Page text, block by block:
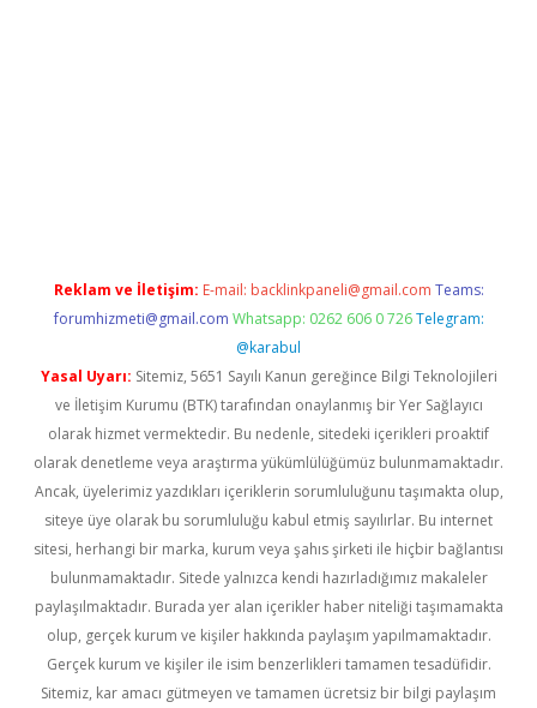
Reklam ve İletişim: E-mail: backlinkpaneli@gmail.com Teams:
forumhizmeti@gmail.com Whatsapp: 0262 606 0 726 Telegram:
@karabul
Yasal Uyarı: Sitemiz, 5651 Sayılı Kanun gereğince Bilgi Teknolojileri
ve İletişim Kurumu (BTK) tarafından onaylanmış bir Yer Sağlayıcı
olarak hizmet vermektedir. Bu nedenle, sitedeki içerikleri proaktif
olarak denetleme veya araştırma yükümlülüğümüz bulunmamaktadır.
Ancak, üyelerimiz yazdıkları içeriklerin sorumluluğunu taşımakta olup,
siteye üye olarak bu sorumluluğu kabul etmiş sayılırlar. Bu internet
sitesi, herhangi bir marka, kurum veya şahıs şirketi ile hiçbir bağlantısı
bulunmamaktadır. Sitede yalnızca kendi hazırladığımız makaleler
paylaşılmaktadır. Burada yer alan içerikler haber niteliği taşımamakta
olup, gerçek kurum ve kişiler hakkında paylaşım yapılmamaktadır.
Gerçek kurum ve kişiler ile isim benzerlikleri tamamen tesadüfidir.
Sitemiz, kar amacı gütmeyen ve tamamen ücretsiz bir bilgi paylaşım